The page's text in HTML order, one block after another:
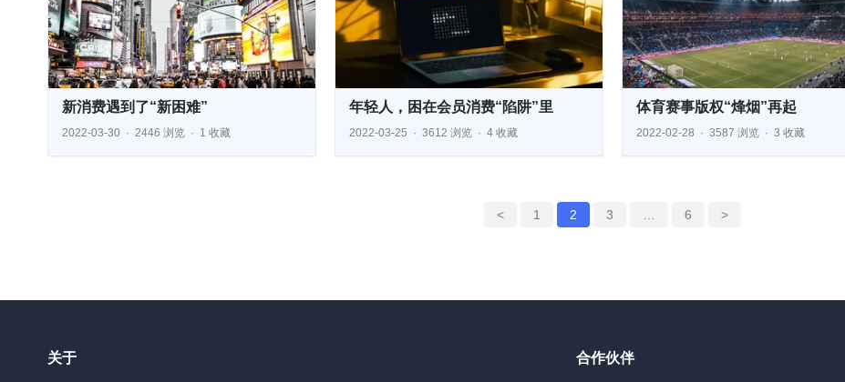
新消费遇到了“新困难”
2022-03-30 2446 浏览 1 收藏
年轻人，困在会员消费“陷阱”里
2022-03-25 3612 浏览 4 收藏
体育赛事版权“烽烟”再起
2022-02-28 3587 浏览 3 收藏
< 1 2 3 6 >
关于 合作伙伴